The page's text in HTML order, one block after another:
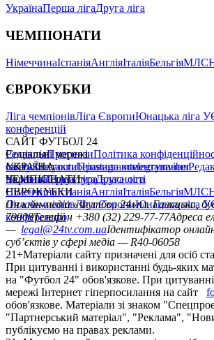
УкраїнаПерша лігаДруга ліга
ЧЕМПІОНАТИ
НімеччинаІспаніяАнгліяІталіяБельгіяМЛС
ЄВРОКУБКИ
Ліга чемпіонівЛіга ЄвропиЮнацька ліга
конференцій
САЙТ ФУТБОЛ 24
РедакціяПрогнозиПолітика
сайтуКонтактиПравила коментування
політикаСтруктура власності
Соціальні мережі
facebookxyoutubeinstagramtelegramviber
УКРАЇНА
УкраїнаПерша лігаДруга ліга
ЧЕМПІОНАТИ
НімеччинаІспаніяАнгліяІталіяБельгіяМЛС
ЄВРОКУБКИ
Ліга чемпіонівЛіга ЄвропиЮнацька ліга
конференцій
Онлайн-медіа «Футбол 24»пл. Галицька,
79008Телефон +380 (32) 229-77-77Адреса
— legal@24tv.com.uaІдентифікатор
суб’єктів у сфері медіа — R40-06058
21+Матеріали сайту призначені для осіб
При цитуванні і використанні будь-яких
на "Футбол 24" обов'язкове. При цитуванні
мережі Інтернет гіперпосилання на сайт
обов'язкове. Матеріали зі знаком
"Партнерський матеріал", "Реклама",
публікуємо на правах реклами.